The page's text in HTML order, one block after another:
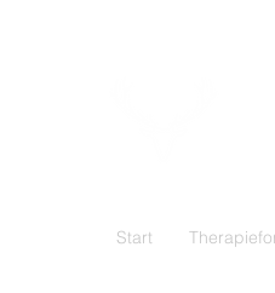
Start